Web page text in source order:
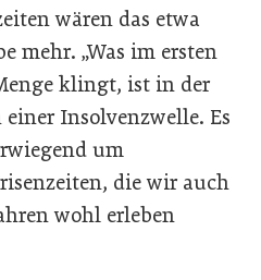
wären das etwa
mehr. „Was im ersten
klingt, ist in der
Insolvenzwelle. Es
um
die wir auch
wohl erleben